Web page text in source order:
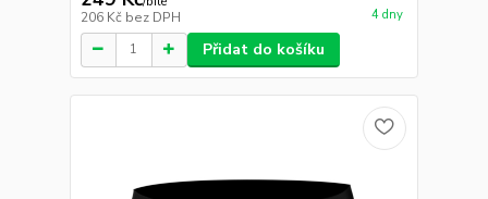
206 Kč bez DPH 4 dny
Přidat do košíku